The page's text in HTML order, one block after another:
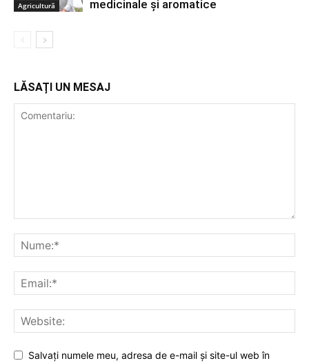
Agricultură
medicinale și aromatice
LĂSAȚI UN MESAJ
Salvați numele meu, adresa de e-mail și site-ul web în